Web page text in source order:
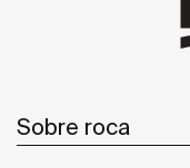
Sobre roca